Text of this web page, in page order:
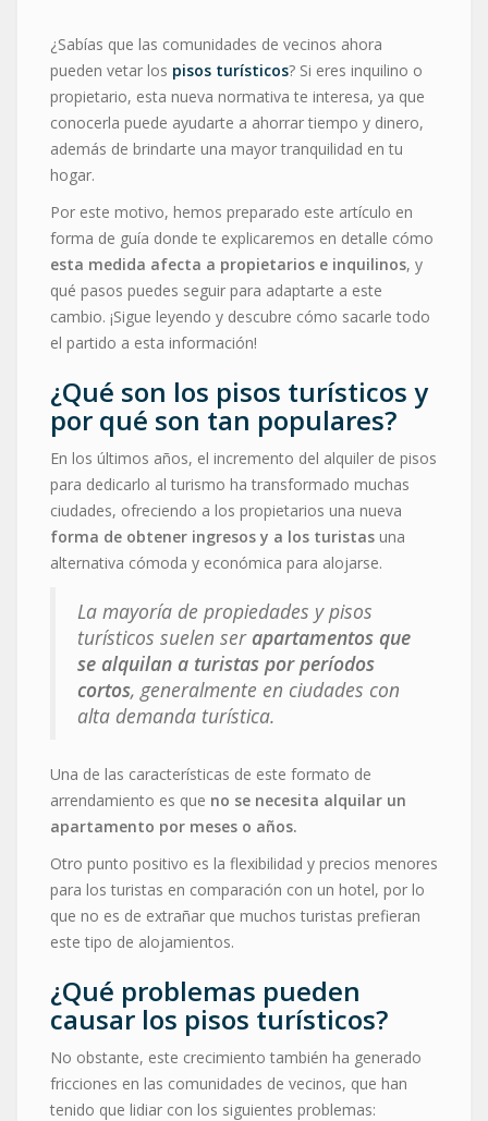
¿Sabías que las comunidades de vecinos ahora
pueden vetar los pisos turísticos? Si eres inquilino o
propietario, esta nueva normativa te interesa, ya que
conocerla puede ayudarte a ahorrar tiempo y dinero,
además de brindarte una mayor tranquilidad en tu
hogar.
Por este motivo, hemos preparado este artículo en
forma de guía donde te explicaremos en detalle cómo
esta medida afecta a propietarios e inquilinos, y
qué pasos puedes seguir para adaptarte a este
cambio. ¡Sigue leyendo y descubre cómo sacarle todo
el partido a esta información!
¿Qué son los pisos turísticos y
por qué son tan populares?
En los últimos años, el incremento del alquiler de pisos
para dedicarlo al turismo ha transformado muchas
ciudades, ofreciendo a los propietarios una nueva
forma de obtener ingresos y a los turistas una
alternativa cómoda y económica para alojarse.
La mayoría de propiedades y pisos
turísticos suelen ser apartamentos que
se alquilan a turistas por períodos
cortos, generalmente en ciudades con
alta demanda turística.
Una de las características de este formato de
arrendamiento es que no se necesita alquilar un
apartamento por meses o años.
Otro punto positivo es la flexibilidad y precios menores
para los turistas en comparación con un hotel, por lo
que no es de extrañar que muchos turistas prefieran
este tipo de alojamientos.
¿Qué problemas pueden
causar los pisos turísticos?
No obstante, este crecimiento también ha generado
fricciones en las comunidades de vecinos, que han
tenido que lidiar con los siguientes problemas: